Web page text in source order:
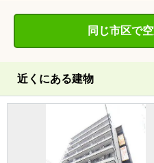
同じ市区で
近くにある建物